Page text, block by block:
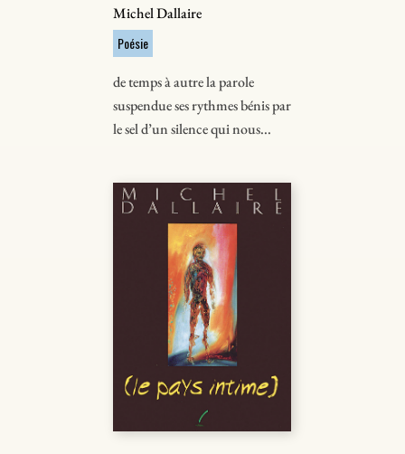
Michel Dallaire
Poésie
de temps à autre la parole
suspendue ses rythmes bénis par
le sel d’un silence qui nous...